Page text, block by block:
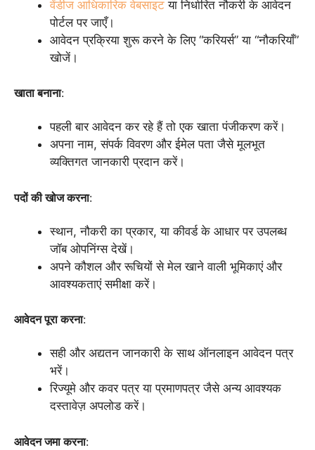
वेंडीज आधिकारिक वेबसाइट या निर्धारित नौकरी के आवेदन
पोर्टल पर जाएँ।
आवेदन प्रक्रिया शुरू करने के लिए “करियर्स” या “नौकरियाँ”
खोजें।
खाता बनाना:
पहली बार आवेदन कर रहे हैं तो एक खाता पंजीकरण करें।
अपना नाम, संपर्क विवरण और ईमेल पता जैसे मूलभूत
व्यक्तिगत जानकारी प्रदान करें।
पदों की खोज करना:
स्थान, नौकरी का प्रकार, या कीवर्ड के आधार पर उपलब्ध
जॉब ओपनिंग्स देखें।
अपने कौशल और रूचियों से मेल खाने वाली भूमिकाएं और
आवश्यकताएं समीक्षा करें।
आवेदन पूरा करना:
सही और अद्यतन जानकारी के साथ ऑनलाइन आवेदन पत्र
भरें।
रिज्यूमे और कवर पत्र या प्रमाणपत्र जैसे अन्य आवश्यक
दस्तावेज़ अपलोड करें।
आवेदन जमा करना: